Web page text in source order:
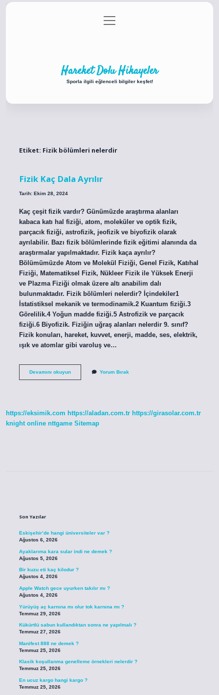
Gizlilik Politikası
menüyü
aç
Hareket Dolu Hikayeler
Sporla ilgili eğlenceli bilgiler keşfet!
Etiket: Fizik bölümleri nelerdir
Fizik Kaç Dala Ayrılır
Tarih: Ekim 28, 2024
Kaç çeşit fizik vardır? Günümüzde araştırma alanları
kabaca katı hal fiziği, atom, moleküler ve optik fizik,
parçacık fiziği, astrofizik, jeofizik ve biyofizik olarak
ayrılabilir. Bazı fizik bölümlerinde fizik eğitimi alanında da
araştırmalar yapılmaktadır. Fizik kaça ayrılır?
Bölümümüzde Atom ve Molekül Fiziği, Genel Fizik, Katıhal
Fiziği, Matematiksel Fizik, Nükleer Fizik ile Yüksek Enerji
ve Plazma Fiziği olmak üzere altı anabilim dalı
bulunmaktadır. Fizik bölümleri nelerdir? İçindekiler1
İstatistiksel mekanik ve termodinamik.2 Kuantum fiziği.3
Görelilik.4 Yoğun madde fiziği.5 Astrofizik ve parçacık
fiziği.6 Biyofizik. Fiziğin uğraş alanları nelerdir 9. sınıf?
Fizik konuları, hareket, kuvvet, enerji, madde, ses, elektrik,
ışık ve atomlar gibi varoluş ve…
Devamını okuyunFizik
Yorum Bırak
https://eksimik.com https://aladan.com.tr https://girasolar.com.tr
knight online nttgame Sitemap
Son Yazılar
Eskişehir’de hangi üniversiteler var ?
Ağustos 6, 2026
Ayaklarıma kara sular indi ne demek ?
Ağustos 5, 2026
Bir kuzu eti kaç kilodur ?
Ağustos 4, 2026
Apple Watch gece uyurken takılır mı ?
Ağustos 4, 2026
Yürüyüş aç karnına mı olur tok karnına mı ?
Temmuz 29, 2026
Kükürtlü sabun kullandıktan sonra ne yapılmalı ?
Temmuz 27, 2026
Manifest 888 ne demek ?
Temmuz 25, 2026
Klasik koşullanma genelleme örnekleri nelerdir ?
Temmuz 25, 2026
En ucuz kargo hangi kargo ?
Temmuz 25, 2026